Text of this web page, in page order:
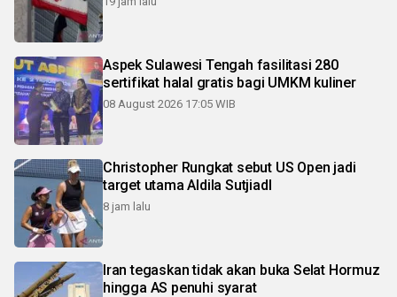
Aspek Sulawesi Tengah fasilitasi 280
sertifikat halal gratis bagi UMKM kuliner
08 August 2026 17:05 WIB
Christopher Rungkat sebut US Open jadi
target utama Aldila SutjiadI
8 jam lalu
Iran tegaskan tidak akan buka Selat Hormuz
hingga AS penuhi syarat